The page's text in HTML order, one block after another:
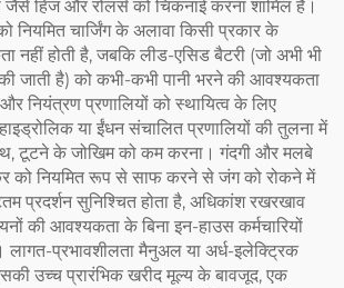
हिंज और रोलर्स को चिकनाई करना शामिल है।
नियमित चार्जिंग के अलावा किसी प्रकार के
नहीं होती है, जबकि लीड-एसिड बैटरी (जो अभी भी
जाती है) को कभी-कभी पानी भरने की आवश्यकता
और नियंत्रण प्रणालियों को स्थायित्व के लिए
या ईंधन संचालित प्रणालियों की तुलना में
टूटने के जोखिम को कम करना। गंदगी और मलबे
को नियमित रूप से साफ करने से जंग को रोकने में
प्रदर्शन सुनिश्चित होता है, अधिकांश रखरखाव
की आवश्यकता के बिना इन-हाउस कर्मचारियों
लागत-प्रभावशीलता मैनुअल या अर्ध-इलेक्ट्रिक
उच्च प्रारंभिक खरीद मूल्य के बावजूद, एक